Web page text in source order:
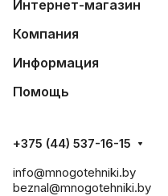
Интернет-магазин
Компания
Информация
Помощь
+375 (44) 537-16-15
info@mnogotehniki.by
beznal@mnogotehniki.by